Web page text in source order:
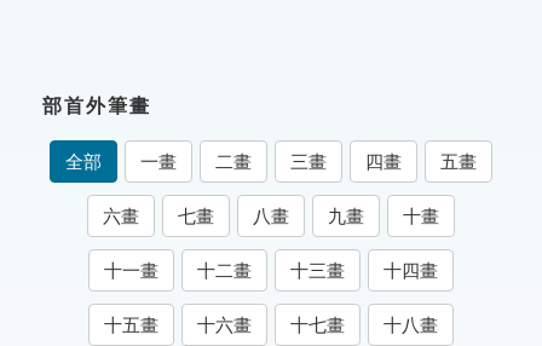
成語故事
索引選單
知識索引
單字索引
生命大百科索引
部首外筆畫
全部 一畫 二畫 三畫 四畫 五畫
六畫 七畫 八畫 九畫 十畫
十一畫 十二畫 十三畫 十四畫
十五畫 十六畫 十七畫 十八畫